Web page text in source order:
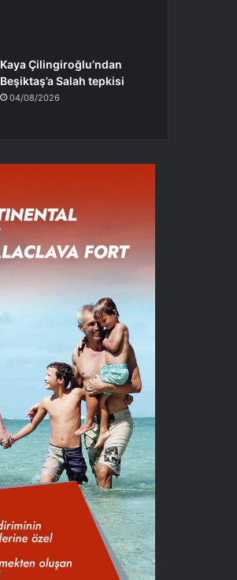
Kaya Çilingiroğlu’ndan
Beşiktaş’a Salah tepkisi
04/08/2026